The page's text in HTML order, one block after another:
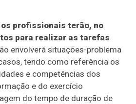
os profissionais terão, no
para realizar as tarefas
envolverá situações-problema
tendo como referência os
e competências dos
e do exercício
do tempo de duração de